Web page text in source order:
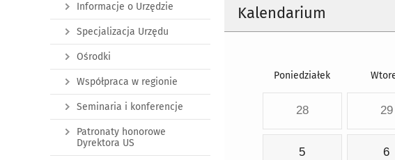
Kalendarium
Poniedziałek
28 29
5 6
Informacje o Urzędzie
Specjalizacja Urzędu
Ośrodki
Współpraca w regionie
Seminaria i konferencje
Patronaty honorowe
Dyrektora US